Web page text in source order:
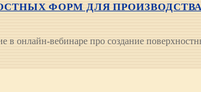
ФОРМ ДЛЯ ПРОИЗВОДСТВА:
вебинаре про создание